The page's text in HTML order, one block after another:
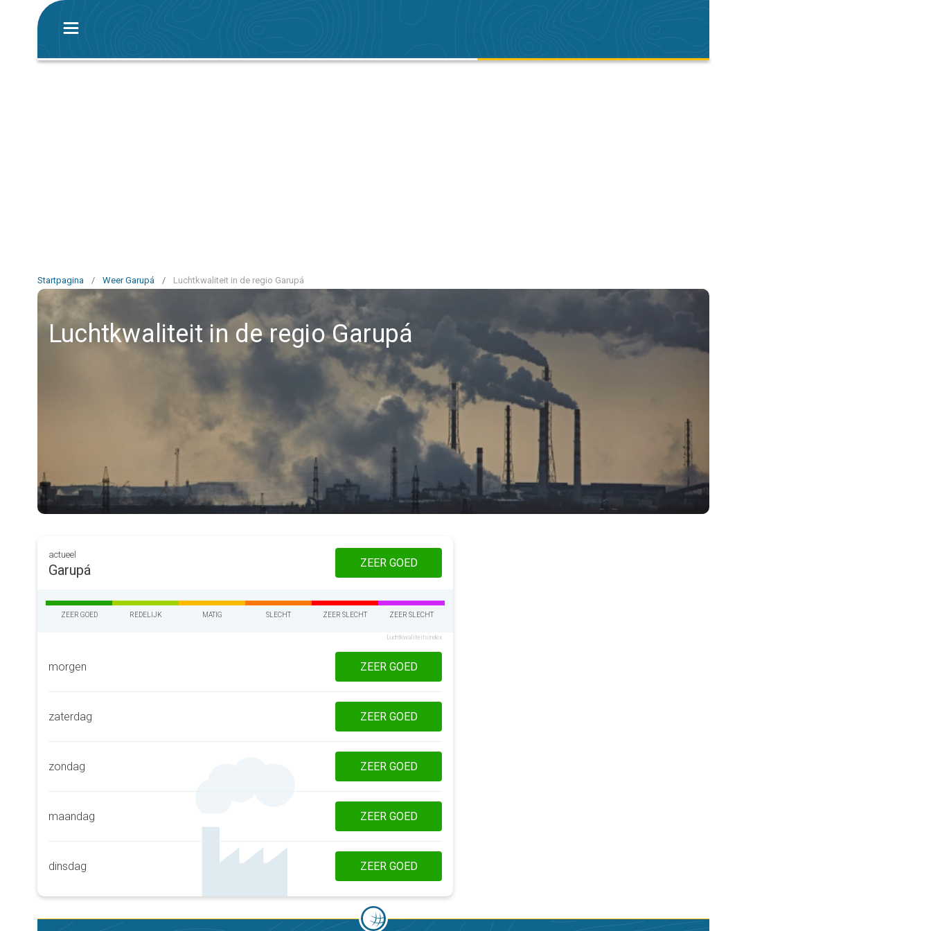
Startpagina / Weer Garupá / Luchtkwaliteit in de regio Garupá
Luchtkwaliteit in de regio Garupá
actueel
Garupá ZEER GOED
ZEER GOED REDELIJK MATIG SLECHT ZEER SLECHT ZEER SLECHT
Luchtkwaliteitsindex
morgen ZEER GOED
zaterdag ZEER GOED
zondag ZEER GOED
maandag ZEER GOED
dinsdag ZEER GOED